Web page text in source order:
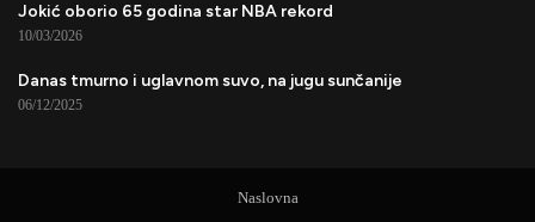
Jokić oborio 65 godina star NBA rekord
10/03/2026
Danas tmurno i uglavnom suvo, na jugu sunčanije
06/12/2025
Naslovna